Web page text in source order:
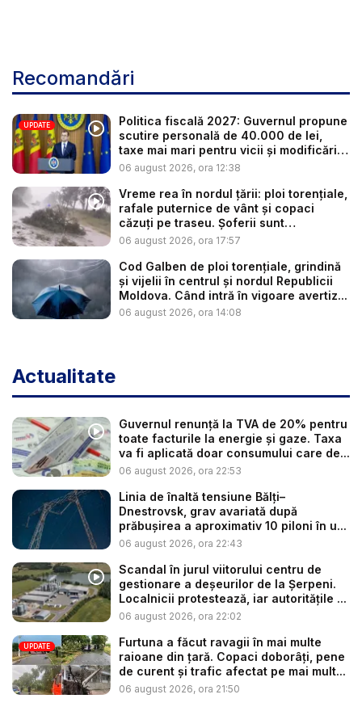
Recomandări
UPDATE
Politica fiscală 2027: Guvernul propune
scutire personală de 40.000 de lei,
taxe mai mari pentru vicii și modificări
l...
06 august 2026, ora 12:38
Vreme rea în nordul țării: ploi torențiale,
rafale puternice de vânt și copaci
căzuți pe traseu. Șoferii sunt
îndemnaț...
06 august 2026, ora 17:57
Cod Galben de ploi torențiale, grindină
și vijelii în centrul și nordul Republicii
Moldova. Când intră în vigoare avertiz...
06 august 2026, ora 14:08
Actualitate
Guvernul renunță la TVA de 20% pentru
toate facturile la energie și gaze. Taxa
va fi aplicată doar consumului care de...
06 august 2026, ora 22:53
Linia de înaltă tensiune Bălți–
Dnestrovsk, grav avariată după
prăbușirea a aproximativ 10 piloni în u...
06 august 2026, ora 22:43
Scandal în jurul viitorului centru de
gestionare a deșeurilor de la Șerpeni.
Localnicii protestează, iar autoritățile ...
06 august 2026, ora 22:02
UPDATE
Furtuna a făcut ravagii în mai multe
raioane din țară. Copaci doborâți, pene
de curent și trafic afectat pe mai mult...
06 august 2026, ora 21:50